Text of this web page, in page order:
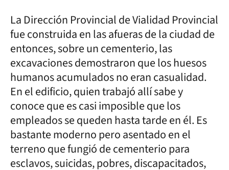
La Dirección Provincial de Vialidad Provincial
fue construida en las afueras de la ciudad de
entonces, sobre un cementerio, las
excavaciones demostraron que los huesos
humanos acumulados no eran casualidad.
En el edificio, quien trabajó allí sabe y
conoce que es casi imposible que los
empleados se queden hasta tarde en él. Es
bastante moderno pero asentado en el
terreno que fungió de cementerio para
esclavos, suicidas, pobres, discapacitados,